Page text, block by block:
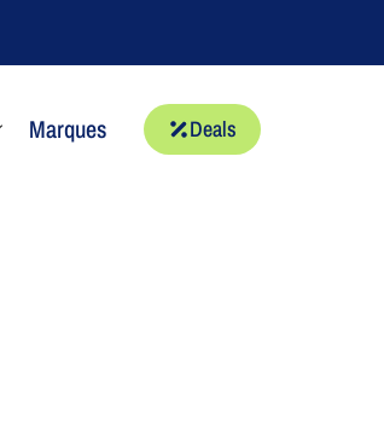
Marques Deals